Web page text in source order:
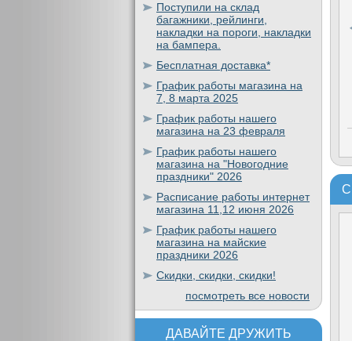
Поступили на склад
багажники, рейлинги,
накладки на пороги, накладки
на бампера.
Бесплатная доставка*
График работы магазина на
7, 8 марта 2025
График работы нашего
магазина на 23 февраля
График работы нашего
магазина на "Новогодние
праздники" 2026
Расписание работы интернет
магазина 11,12 июня 2026
График работы нашего
магазина на майские
праздники 2026
Скидки, скидки, скидки!
посмотреть все новости
ДАВАЙТЕ ДРУЖИТЬ